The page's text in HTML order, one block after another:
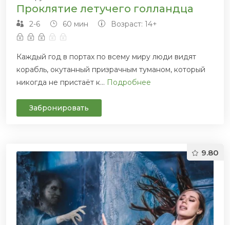
Проклятие летучего голландца
2-6 60 мин Возраст: 14+
Каждый год в портах по всему миру люди видят
корабль, окутанный призрачным туманом, который
никогда не пристаёт к... Подробнее
Забронировать
9.80